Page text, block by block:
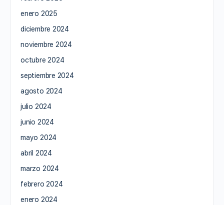
enero 2025
diciembre 2024
noviembre 2024
octubre 2024
septiembre 2024
agosto 2024
julio 2024
junio 2024
mayo 2024
abril 2024
marzo 2024
febrero 2024
enero 2024